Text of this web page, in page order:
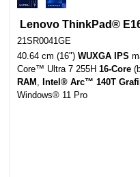
Lenovo ThinkPad®
21SR0041GE
40.64 cm (16") WUXGA IPS
Core™ Ultra 7 255H 16-Core
RAM , Intel® Arc™ 140T
Windows® 11 Pro